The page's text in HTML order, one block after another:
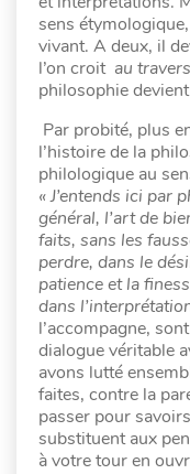
sens
vivant. A deux, il
l’on croit au travers
philosophie
Par probité, plus
l’histoire de la
philologique au
« J’entends ici par
général, l’art de
faits, sans les
perdre, dans le
patience et la
dans
l’accompagne,
dialogue véritable
avons lutté
faites, contre la
passer pour
substituent aux
à votre tour en